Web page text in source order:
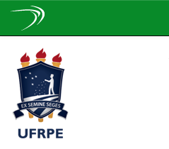
navigation